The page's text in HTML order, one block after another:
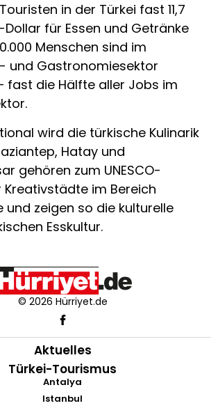
in der Türkei fast 11,7
Dollar für Essen und Getränke
Menschen sind im
und Gastronomiesektor
fast die Hälfte aller Jobs im
wird die türkische Kulinarik
Hatay und
gehören zum UNESCO-
Kreativstädte im Bereich
und zeigen so die kulturelle
Esskultur.
© 2026 Hürriyet.de
Aktuelles
Türkei-Tourismus
Antalya
Istanbul